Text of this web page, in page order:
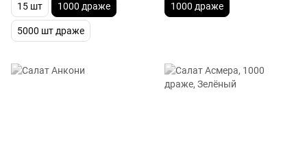
15 шт 1000 драже
5000 шт драже
1000 драже